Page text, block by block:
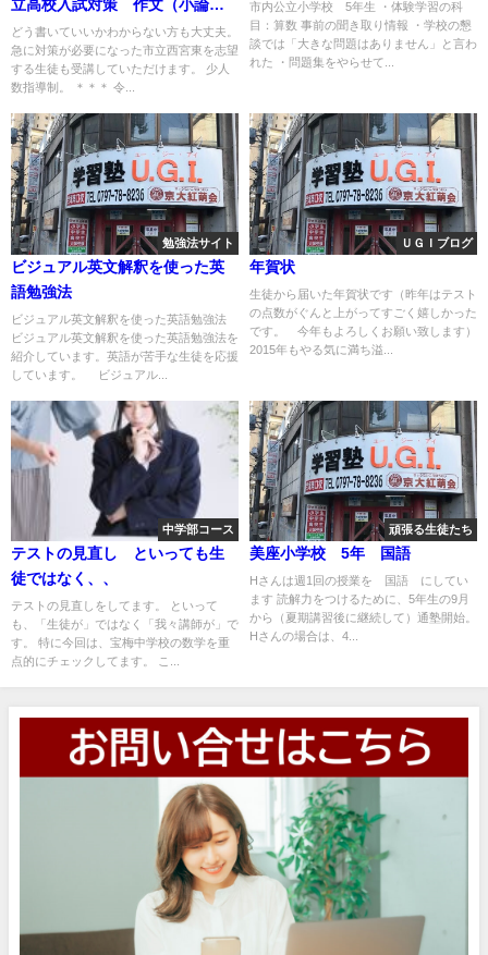
立高校入試対策 作文（小論
文）
どう書いていいかわからない方も大丈夫。
急に対策が必要になった市立西宮東を志望
する生徒も受講していただけます。 少人
数指導制。 ＊＊＊ 令...
市内公立小学校 5年生 ・体験学習の科
目：算数 事前の聞き取り情報 ・学校の懇
談では「大きな問題はありません」と言わ
れた ・問題集をやらせて...
勉強法サイト
ビジュアル英文解釈を使った英
語勉強法
ビジュアル英文解釈を使った英語勉強法
ビジュアル英文解釈を使った英語勉強法を
紹介しています。英語が苦手な生徒を応援
しています。 ビジュアル...
ＵＧＩブログ
年賀状
生徒から届いた年賀状です（昨年はテスト
の点数がぐんと上がってすごく嬉しかった
です。 今年もよろしくお願い致します）
2015年もやる気に満ち溢...
中学部コース
テストの見直し といっても生
徒ではなく、、
テストの見直しをしてます。 といって
も、「生徒が」ではなく「我々講師が」で
す。 特に今回は、宝梅中学校の数学を重
点的にチェックしてます。 こ...
頑張る生徒たち
美座小学校 5年 国語
Hさんは週1回の授業を 国語 にしてい
ます 読解力をつけるために、5年生の9月
から（夏期講習後に継続して）通塾開始。
Hさんの場合は、4...